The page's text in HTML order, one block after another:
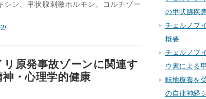
シン、甲状腺刺激ホルモン、コルチゾー
原発事故ゾーンに関連す
・心理学的健康
の甲状腺疾
チェルノブ
概要
チェルノブ
ウ素による
転地療養を
の自律神経